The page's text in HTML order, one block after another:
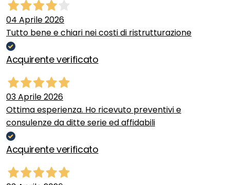
04 Aprile 2026
Tutto bene e chiari nei costi di ristrutturazione
Acquirente verificato
03 Aprile 2026
Ottima esperienza. Ho ricevuto preventivi e
consulenze da ditte serie ed affidabili
Acquirente verificato